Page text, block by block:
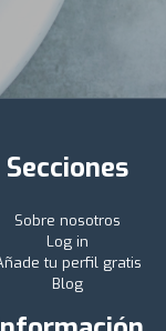
Secciones
Sobre nosotros
Log in
tu perfil gratis
Blog